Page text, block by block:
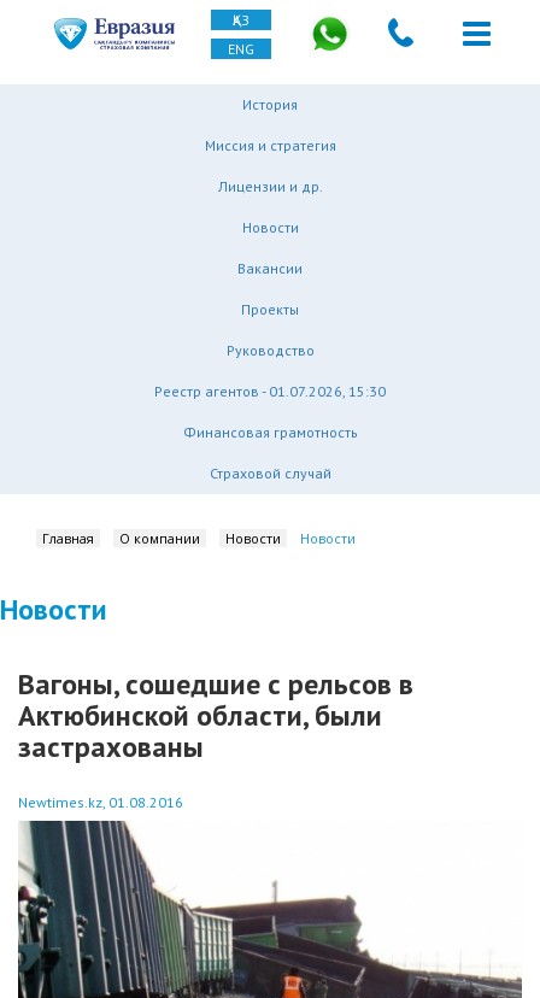
ҚАЗ
ENG
История
Миссия и стратегия
Лицензии и др.
Новости
Вакансии
Проекты
Руководство
Реестр агентов - 01.07.2026, 15:30
Финансовая грамотность
Страховой случай
Главная О компании Новости Новости
Новости
Вагоны, сошедшие с рельсов в
Актюбинской области, были
застрахованы
Newtimes.kz, 01.08.2016